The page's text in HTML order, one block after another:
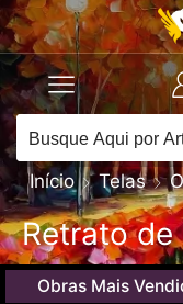
Início Telas
Retrato de
Obras Mais